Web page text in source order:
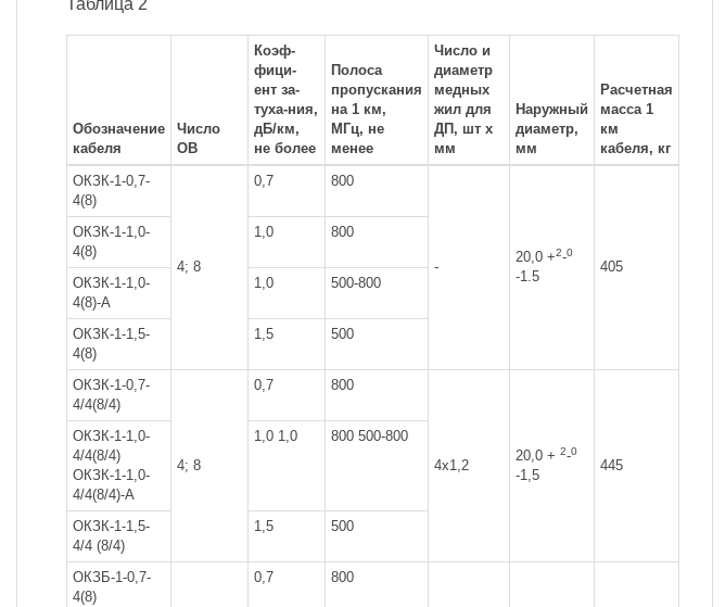
Обозначение
кабеля
Число
ОВ
Коэф-
фици-
ент за-
туха-ния,
дБ/км,
не более
Полоса
пропускания
на 1 км,
МГц, не
менее
Число и
диаметр
медных
жил для
ДП, шт х
мм
Наружный
диаметр,
мм
Расчетная
масса 1
км
кабеля, кг
ОКЗК-1-0,7-
4(8)
4; 8
0,7 800
-
20,0 +2-0
-1.5
405
ОКЗК-1-1,0-
4(8)
1,0 800
ОКЗК-1-1,0-
4(8)-А
1,0 500-800
ОКЗК-1-1,5-
4(8)
1,5 500
ОКЗК-1-0,7-
4/4(8/4)
4; 8
0,7 800
4x1,2
20,0 + 2-0
-1,5
445
ОКЗК-1-1,0-
4/4(8/4)
ОКЗК-1-1,0-
4/4(8/4)-А
1,0 1,0 800 500-800
ОКЗК-1-1,5-
4/4 (8/4)
1,5 500
ОКЗБ-1-0,7-
4(8)
0,7 800